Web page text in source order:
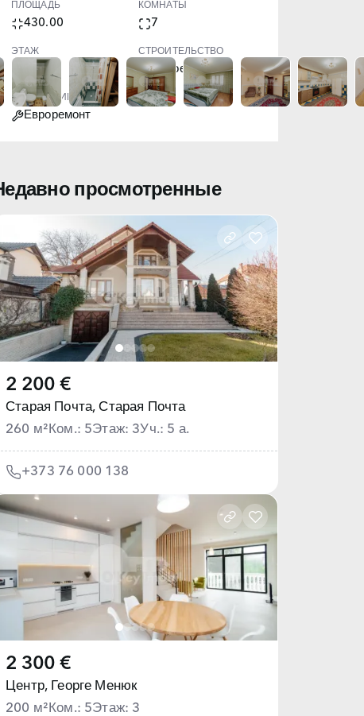
ПЛОЩАДЬ
430.00
КОМНАТЫ
7
ЭТАЖ СТРОИТЕЛЬСТВО
Новое
СОСТОЯНИЕ
Евроремонт
просмотренные
2 200 €
Старая Почта, Старая Почта
260 м² Ком.: 5Этаж: 3Уч.: 5 а.
+373 76 000 138
2 300 €
Центр, Георге Менюк
200 м² Ком.: 5Этаж: 3